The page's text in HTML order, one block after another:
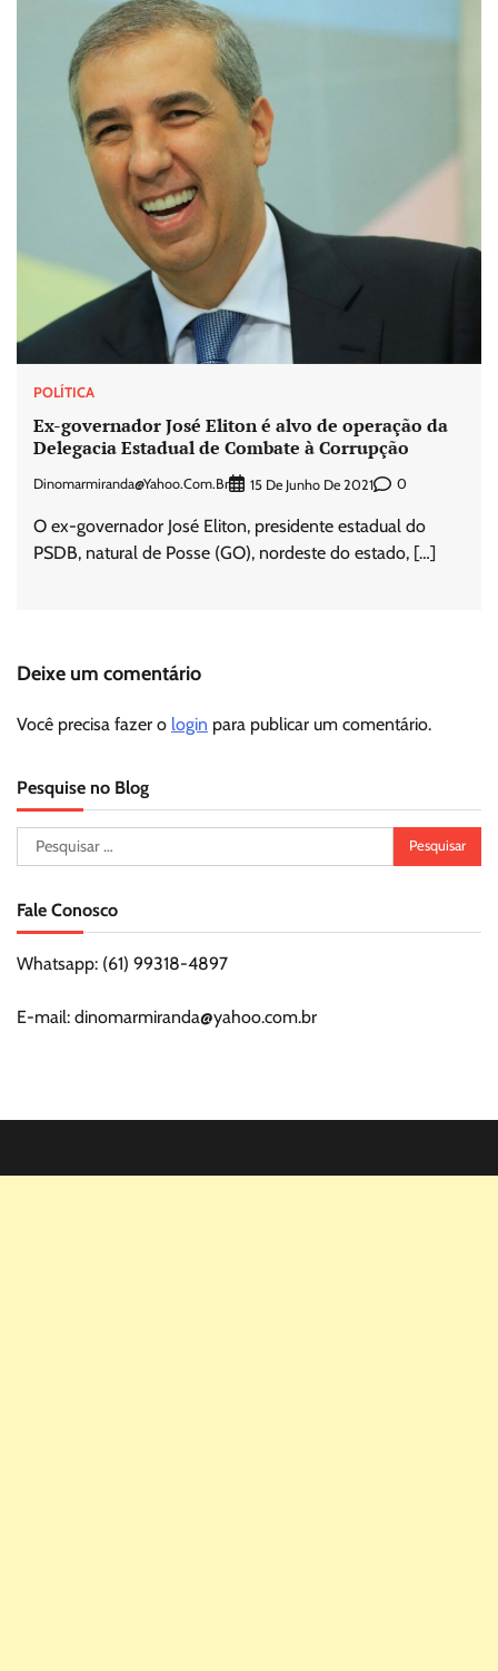
POLÍTICA
Ex-governador José Eliton é alvo de operação da
Delegacia Estadual de Combate à Corrupção
Dinomarmiranda@yahoo.com.br 15 De Junho De 2021 0
O ex-governador José Eliton, presidente estadual do
PSDB, natural de Posse (GO), nordeste do estado, […]
Deixe um comentário
Você precisa fazer o login para publicar um comentário.
Pesquise no Blog
Pesquisar
por:
Fale Conosco
Whatsapp: (61) 99318-4897
E-mail: dinomarmiranda@yahoo.com.br